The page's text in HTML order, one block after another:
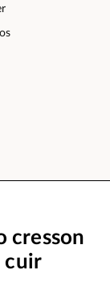
cresson
cuir